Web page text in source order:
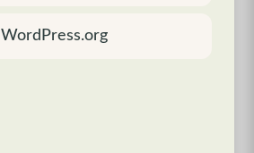
WordPress.org